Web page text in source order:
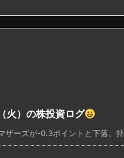
）の株投資ログ
ザーズが-0.3ポイントと下落。